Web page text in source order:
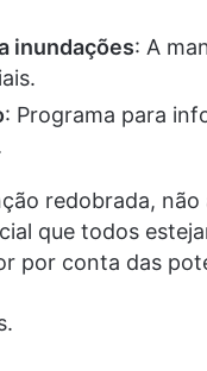
inundações: A
: Programa para
redobrada,
que todos
por conta das